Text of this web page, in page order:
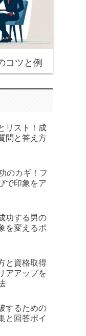
コツと例
リスト！成
問と答え方
のカギ！フ
で印象をア
功する男の
を変えるポ
と資格取得
アアップを
するための
と回答ポイ